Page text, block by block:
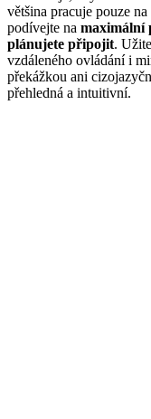
většina pracuje pouze
podívejte na maximální
plánujete připojit.
vzdáleného ovládání i
překážkou ani
přehledná a intuitivní.